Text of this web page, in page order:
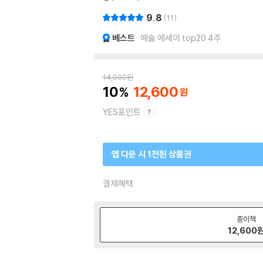
9.8 11
베스트 예술 에세이 top20 4주
14,000원
10 12,600
YES포인트
앱 다운 시 1천원 상품권
결제혜택
종이책
12,600